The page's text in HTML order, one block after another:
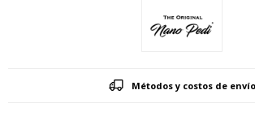
Métodos y costos de envío